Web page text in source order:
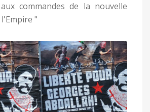
commandes de la nouvelle
"